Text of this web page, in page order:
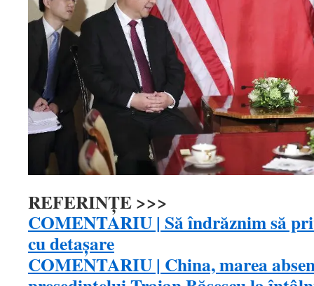
REFERINŢE >>>
COMENTARIU | Să îndrăznim să
cu detaşare
COMENTARIU | China, marea